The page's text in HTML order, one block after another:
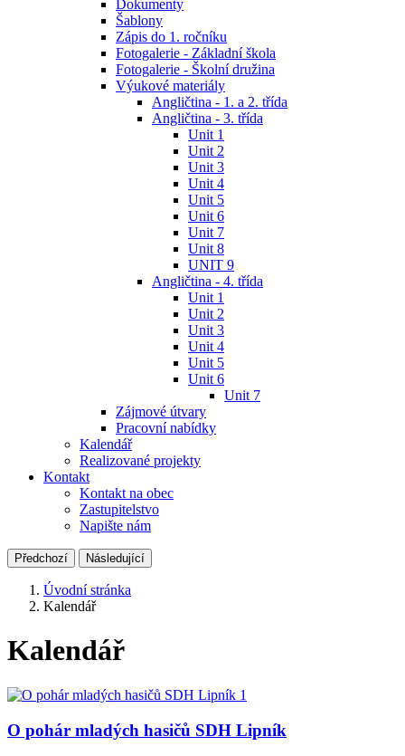
Dokumenty
Šablony
Zápis do 1. ročníku
Fotogalerie - Základní škola
Fotogalerie - Školní družina
Výukové materiály
Angličtina - 1. a 2. třída
Angličtina - 3. třída
Unit 1
Unit 2
Unit 3
Unit 4
Unit 5
Unit 6
Unit 7
Unit 8
UNIT 9
Angličtina - 4. třída
Unit 1
Unit 2
Unit 3
Unit 4
Unit 5
Unit 6
Unit 7
Zájmové útvary
Pracovní nabídky
Kalendář
Realizované projekty
Kontakt
Kontakt na obec
Zastupitelstvo
Napište nám
Předchozí Následující
Úvodní stránka
Kalendář
Kalendář
O pohár mladých hasičů SDH Lipník